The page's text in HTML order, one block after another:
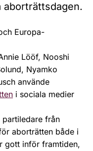
aborträttsdagen.
Europa-
Lööf, Nooshi
Nyamko
använde
i sociala medier
partiledare från
aborträtten både i
gott inför framtiden,